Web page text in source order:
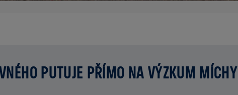
PUTUJE PŘÍMO NA VÝZKUM MÍCHY